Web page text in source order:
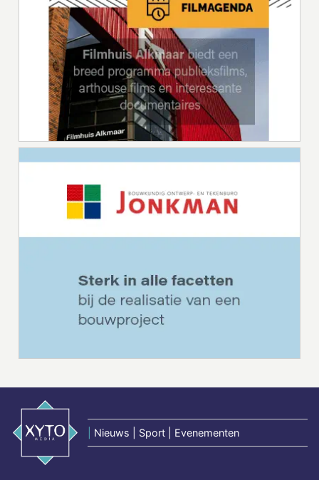
Nieuws | Sport | Evenementen